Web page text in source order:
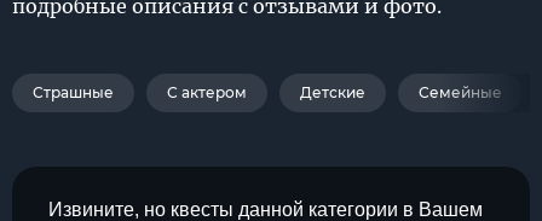
подробные описания с отзывами и фото.
Страшные С актером Детские Семейные
Извините, но квесты данной категории в Вашем